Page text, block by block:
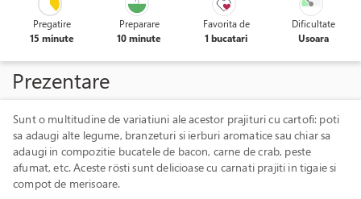
Pregatire
15 minute
Preparare
10 minute
Favorita de
1 bucatari
Dificultate
Usoara
Prezentare
Sunt o multitudine de variatiuni ale acestor prajituri cu cartofi: poti
sa adaugi alte legume, branzeturi si ierburi aromatice sau chiar sa
adaugi in compozitie bucatele de bacon, carne de crab, peste
afumat, etc. Aceste rösti sunt delicioase cu carnati prajiti in tigaie si
compot de merisoare.